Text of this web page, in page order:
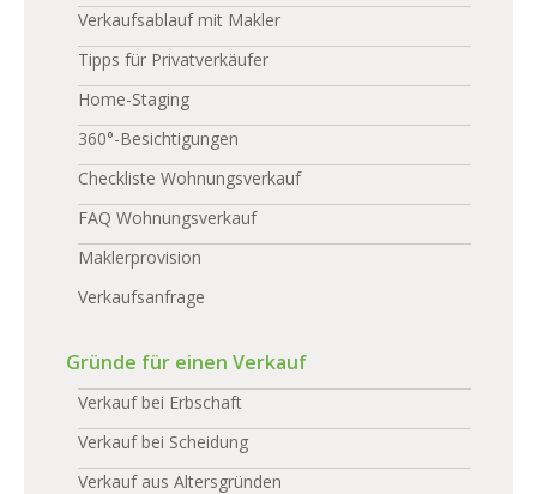
Verkaufsablauf mit Makler
Tipps für Privatverkäufer
Home-Staging
360°-Besichtigungen
Checkliste Wohnungsverkauf
FAQ Wohnungsverkauf
Maklerprovision
Verkaufsanfrage
Gründe für einen Verkauf
Verkauf bei Erbschaft
Verkauf bei Scheidung
Verkauf aus Altersgründen